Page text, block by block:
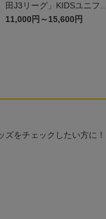
田J3リーグ」KIDSユニフォ
ームFP1st
11,000円～15,600円
をチェックしたい方に！